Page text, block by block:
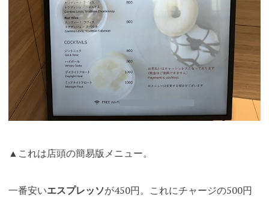
▲これは店頭の簡易版メニュー。
一番安いエスプレッソが450円。これにチャージの500円